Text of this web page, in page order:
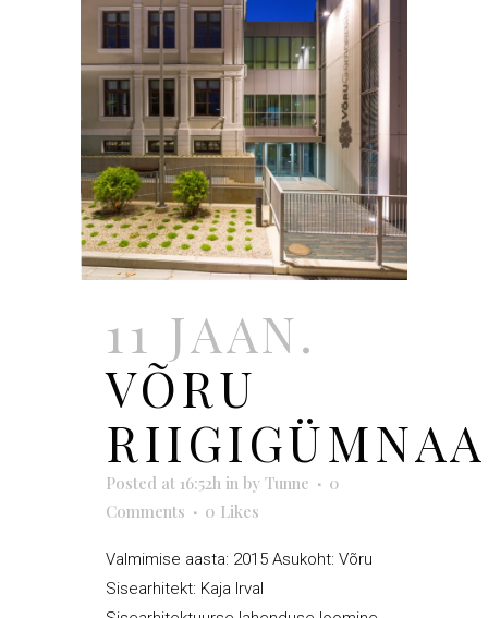
11 JAAN.
VÕRU
Posted at 16:52h in by Tunne
0
Comments
0 Likes
Valmimise aasta: 2015 Asukoht: Võru
Sisearhitekt: Kaja Irval